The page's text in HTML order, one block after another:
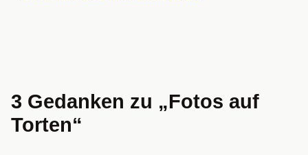
3 Gedanken zu „Fotos auf
Torten“